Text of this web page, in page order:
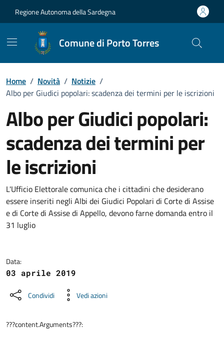
Regione Autonoma della Sardegna
Comune di Porto Torres
Home / Novità / Notizie /
Albo per Giudici popolari: scadenza dei termini per le iscrizioni
Albo per Giudici popolari:
scadenza dei termini per
le iscrizioni
Dettagli della notizia
L'Ufficio Elettorale comunica che i cittadini che desiderano
essere inseriti negli Albi dei Giudici Popolari di Corte di Assise
e di Corte di Assise di Appello, devono farne domanda entro il
31 luglio
Data:
03 aprile 2019
Condividi Vedi azioni
???content.Arguments???: